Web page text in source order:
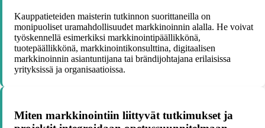
Kauppatieteiden maisterin tutkinnon suorittaneilla on
monipuoliset uramahdollisuudet markkinoinnin alalla. He voivat
työskennellä esimerkiksi markkinointipäällikkönä,
tuotepäällikkönä, markkinointikonsulttina, digitaalisen
markkinoinnin asiantuntijana tai brändijohtajana erilaisissa
yrityksissä ja organisaatioissa.
Miten markkinointiin liittyvät tutkimukset ja